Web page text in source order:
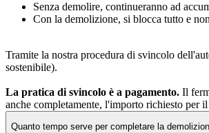
Senza demolire, continueranno ad
Con la demolizione, si blocca tutto e
Tramite la nostra procedura di svincolo
sostenibile).
La pratica di svincolo è a pagamento. Il
anche completamente, l'importo richiesto per
Quanto tempo serve per completare la